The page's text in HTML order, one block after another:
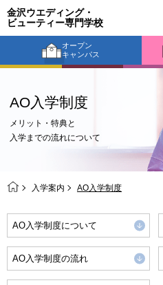
金沢ウエディング・
ビューティー専門学校
オープン
キャンパス
AO入学制度
メリット・特典と
入学までの流れについて
入学案内 AO入学制度
AO入学制度について
AO入学制度の流れ